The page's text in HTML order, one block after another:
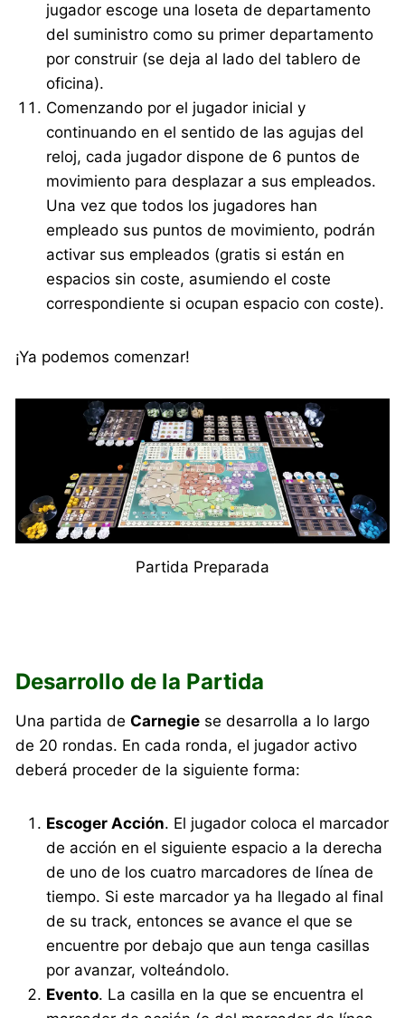
jugador escoge una loseta de departamento
del suministro como su primer departamento
por construir (se deja al lado del tablero de
oficina).
Comenzando por el jugador inicial y
continuando en el sentido de las agujas del
reloj, cada jugador dispone de 6 puntos de
movimiento para desplazar a sus empleados.
Una vez que todos los jugadores han
empleado sus puntos de movimiento, podrán
activar sus empleados (gratis si están en
espacios sin coste, asumiendo el coste
correspondiente si ocupan espacio con coste).
¡Ya podemos comenzar!
Partida Preparada
Desarrollo de la Partida
Una partida deCarnegie se desarrolla a lo largo
de 20 rondas. En cada ronda, el jugador activo
deberá proceder de la siguiente forma:
Escoger Acción. El jugador coloca el marcador
de acción en el siguiente espacio a la derecha
de uno de los cuatro marcadores de línea de
tiempo. Si este marcador ya ha llegado al final
de su track, entonces se avance el que se
encuentre por debajo que aun tenga casillas
por avanzar, volteándolo.
Evento. La casilla en la que se encuentra el